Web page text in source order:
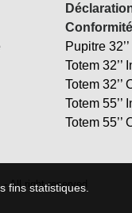
Conformité
Pupitre 32’’
Totem 32’’
Totem 32’’
Totem 55’’
Totem 55’’
All right reserved
fins statistiques.